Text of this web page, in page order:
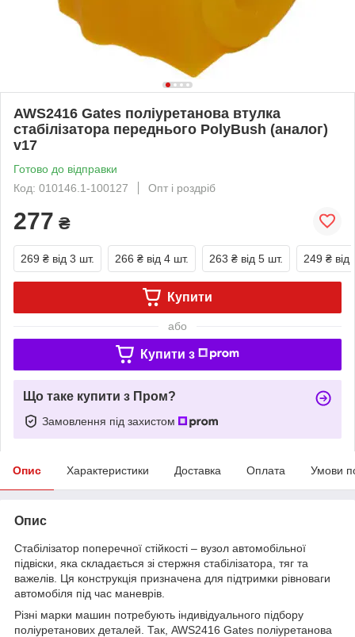
AWS2416 Gates поліуретанова втулка
стабілізатора переднього PolyBush (аналог)
v17
Готово до відправки
Код: 010146.1-100127
Опт і роздріб
277 ₴
269 ₴ від 3 шт. 266 ₴ від 4 шт. 263 ₴ від 5 шт. 249 ₴ від
Купити
або
Купити з
Що таке купити з Пром?
Замовлення під захистом
Опис Характеристики Доставка Оплата Умови
Опис
Стабілізатор поперечної стійкості – вузол автомобільної
підвіски, яка складається зі стержня стабілізатора, тяг та
важелів. Ця конструкція призначена для підтримки рівноваги
автомобіля під час маневрів.
Різні марки машин потребують індивідуального підбору
поліуретанових деталей. Так, AWS2416 Gates поліуретанова